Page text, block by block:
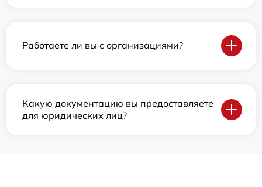
Работаете ли вы с организациями?
Какую документацию вы предоставляете
для юридических лиц?